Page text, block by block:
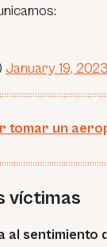
January 19, 2023
tomar un
víctimas
al sentimiento